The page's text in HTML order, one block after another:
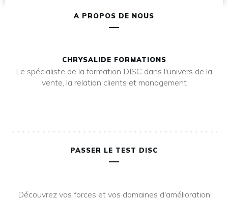
A PROPOS DE NOUS
CHRYSALIDE FORMATIONS
Le spécialiste de la formation DISC dans l'univers de la
vente, la relation clients et management
PASSER LE TEST DISC
Découvrez vos forces et vos domaines d'amélioration